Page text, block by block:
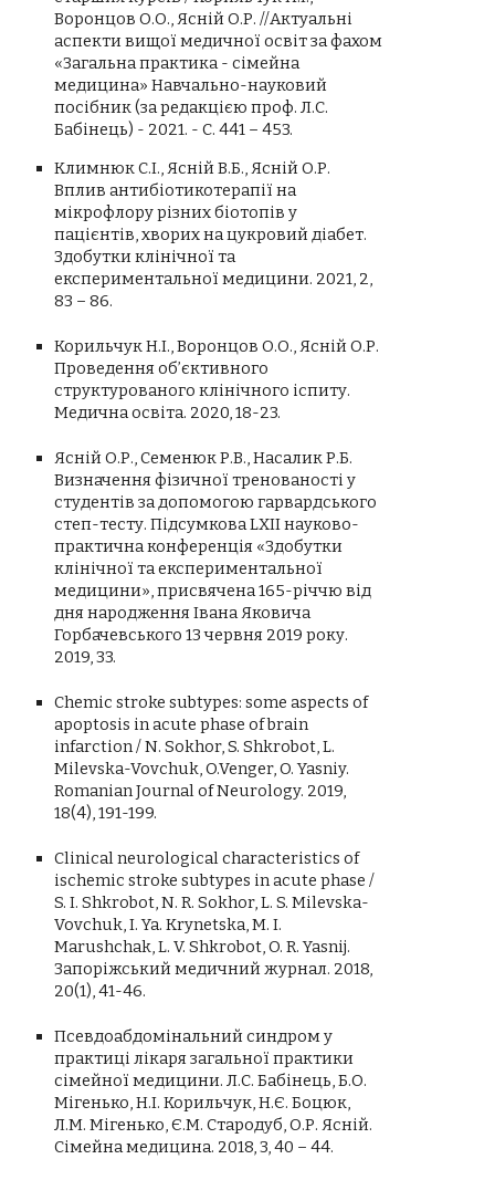
Воронцов О.О., Ясній О.Р. //Актуальні
аспекти вищої медичної освіт за фахом
«Загальна практика - сімейна
медицина» Навчально-науковий
посібник (за редакцією проф. Л.С.
Бабінець) - 2021. - С. 441 – 453.
Климнюк С.І., Ясній В.Б., Ясній О.Р.
Вплив антибіотикотерапії на
мікрофлору різних біотопів у
пацієнтів, хворих на цукровий діабет.
Здобутки клінічної та
експериментальної медицини. 2021, 2,
83 – 86.
Корильчук Н.І., Воронцов О.О., Ясній О.Р.
Проведення об’єктивного
структурованого клінічного іспиту.
Медична освіта. 2020, 18-23.
Ясній О.Р., Семенюк Р.В., Насалик Р.Б.
Визначення фізичної тренованості у
студентів за допомогою гарвардського
степ-тесту. Підсумкова LXІI науково-
практична конференція «Здобутки
клінічної та експериментальної
медицини», присвячена 165-річчю від
дня народження Івана Яковича
Горбачевського 13 червня 2019 року.
2019, 33.
Сhemic stroke subtypes: some aspects of
apoptosis in acute phase of brain
infarction / N. Sokhor, S. Shkrobot, L.
Milevska-Vovchuk, O.Venger, O. Yasniy.
Romanian Journal of Neurology. 2019,
18(4), 191-199.
Clinical neurological characteristics of
ischemic stroke subtypes in acute phase /
S. I. Shkrobot, N. R. Sokhor, L. S. Milevska-
Vovchuk, I. Ya. Krynetska, M. I.
Marushchak, L. V. Shkrobot, O. R. Yasnij.
Запоріжський медичний журнал. 2018,
20(1), 41-46.
Псевдоабдомінальний синдром у
практиці лікаря загальної практики
сімейної медицини. Л.С. Бабінець, Б.О.
Мігенько, Н.І. Корильчук, Н.Є. Боцюк,
Л.М. Мігенько, Є.М. Стародуб, О.Р. Ясній.
Сімейна медицина. 2018, 3, 40 – 44.